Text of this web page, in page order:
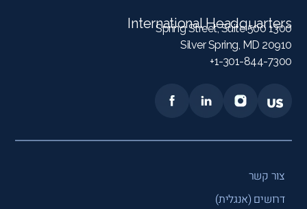
International Headquarters
1300 Spring Street, Suite 500
Silver Spring, MD 20910
1-301-844-7300+
צור קשר
דרושים (אנגלית)